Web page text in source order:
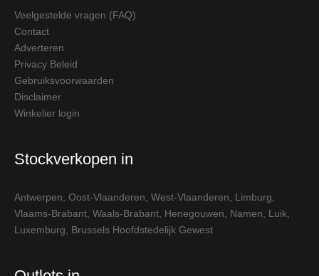
Veelgestelde vragen (FAQ)
Contact
Adverteren
Privacy Beleid
Gebruiksvoorwaarden
Disclaimer
Winkelier login
Stockverkopen in
Antwerpen Oost-Vlaanderen West-Vlaanderen Limburg
Vlaams-Brabant Waals-Brabant Henegouwen Namen Luik
Luxemburg
Brussels Hoofdstedelijk Gewest